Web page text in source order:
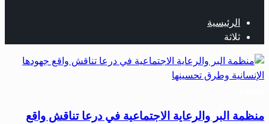
الرئيسية
ثلاثة
منظمة البر والرعاية الاجتماعية في درعا تناقش واقع